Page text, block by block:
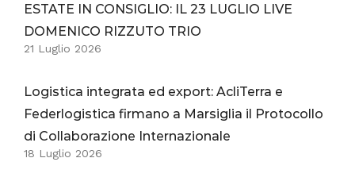
ESTATE IN CONSIGLIO: IL 23 LUGLIO LIVE
DOMENICO RIZZUTO TRIO
21 Luglio 2026
Logistica integrata ed export: AcliTerra e
Federlogistica firmano a Marsiglia il Protocollo
di Collaborazione Internazionale
18 Luglio 2026